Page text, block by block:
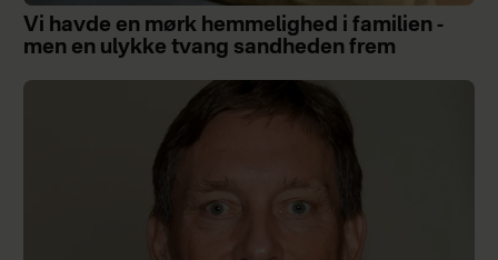
Vi havde en mørk hemmelighed i familien -
men en ulykke tvang sandheden frem